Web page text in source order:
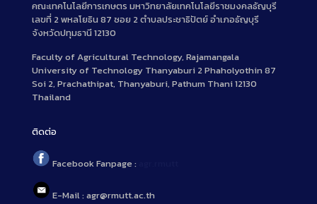
คณะเทคโนโลยีการเกษตร มหาวิทยาลัยเทคโนโลยีราชมงคลธัญบุรี
เลขที่ 2 พหลโยธิน 87 ซอย 2 ตำบลประชาธิปัตย์ อำเภอธัญบุรี
จังหวัดปทุมธานี 12130
Faculty of Agricultural Technology, Rajamangala
University of Technology Thanyaburi 2 Phaholyothin 87
Soi 2, Prachathipat, Thanyaburi, Pathum Thani 12130
Thailand
ติดต่อ
Facebook Fanpage :
E-Mail : agr@rmutt.ac.th